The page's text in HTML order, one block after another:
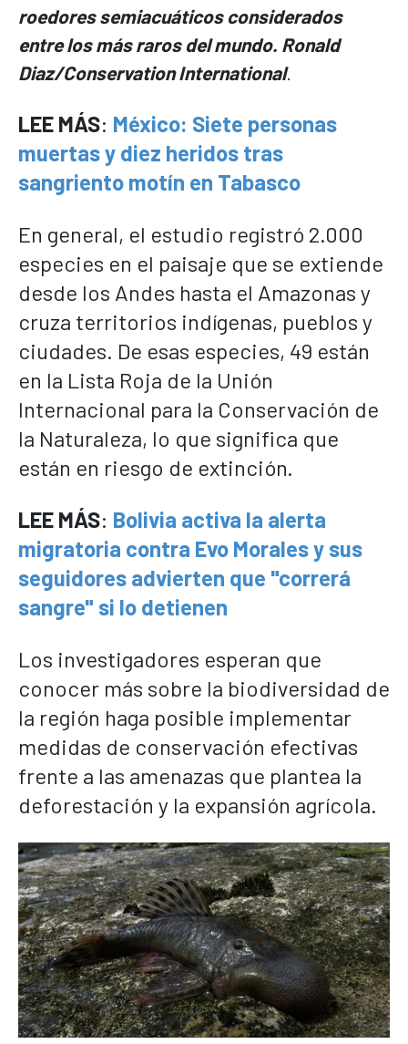
roedores semiacuáticos considerados
entre los más raros del mundo. Ronald
Diaz/Conservation International.
LEE MÁS: México: Siete personas
muertas y diez heridos tras
sangriento motín en Tabasco
En general, el estudio registró 2.000
especies en el paisaje que se extiende
desde los Andes hasta el Amazonas y
cruza territorios indígenas, pueblos y
ciudades. De esas especies, 49 están
en la Lista Roja de la Unión
Internacional para la Conservación de
la Naturaleza, lo que significa que
están en riesgo de extinción.
LEE MÁS: Bolivia activa la alerta
migratoria contra Evo Morales y sus
seguidores advierten que "correrá
sangre" si lo detienen
Los investigadores esperan que
conocer más sobre la biodiversidad de
la región haga posible implementar
medidas de conservación efectivas
frente a las amenazas que plantea la
deforestación y la expansión agrícola.